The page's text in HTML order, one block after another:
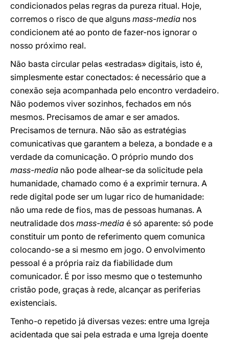
condicionados pelas regras da pureza ritual. Hoje,
corremos o risco de que alguns mass-media nos
condicionem até ao ponto de fazer-nos ignorar o
nosso próximo real.
Não basta circular pelas «estradas» digitais, isto é,
simplesmente estar conectados: é necessário que a
conexão seja acompanhada pelo encontro verdadeiro.
Não podemos viver sozinhos, fechados em nós
mesmos. Precisamos de amar e ser amados.
Precisamos de ternura. Não são as estratégias
comunicativas que garantem a beleza, a bondade e a
verdade da comunicação. O próprio mundo dos
mass-media não pode alhear-se da solicitude pela
humanidade, chamado como é a exprimir ternura. A
rede digital pode ser um lugar rico de humanidade:
não uma rede de fios, mas de pessoas humanas. A
neutralidade dos mass-media é só aparente: só pode
constituir um ponto de referimento quem comunica
colocando-se a si mesmo em jogo. O envolvimento
pessoal é a própria raiz da fiabilidade dum
comunicador. É por isso mesmo que o testemunho
cristão pode, graças à rede, alcançar as periferias
existenciais.
Tenho-o repetido já diversas vezes: entre uma Igreja
acidentada que sai pela estrada e uma Igreja doente